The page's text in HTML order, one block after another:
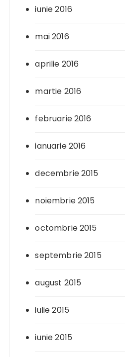
iunie 2016
mai 2016
aprilie 2016
martie 2016
februarie 2016
ianuarie 2016
decembrie 2015
noiembrie 2015
octombrie 2015
septembrie 2015
august 2015
iulie 2015
iunie 2015